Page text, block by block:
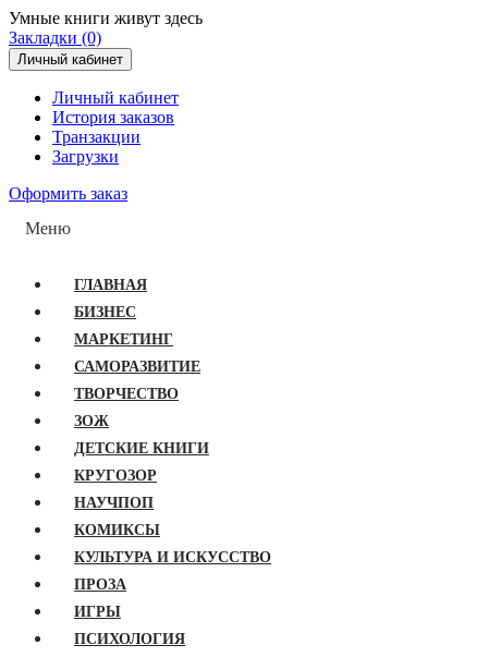
Умные книги живут здесь
Закладки (0)
Личный кабинет
Личный кабинет
История заказов
Транзакции
Загрузки
Оформить заказ
Меню
ГЛАВНАЯ
БИЗНЕС
МАРКЕТИНГ
САМОРАЗВИТИЕ
ТВОРЧЕСТВО
ЗОЖ
ДЕТСКИЕ КНИГИ
КРУГОЗОР
НАУЧПОП
КОМИКСЫ
КУЛЬТУРА И ИСКУССТВО
ПРОЗА
ИГРЫ
ПСИХОЛОГИЯ